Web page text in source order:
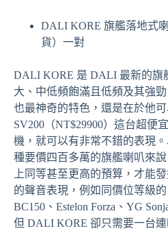
DALI KORE 旗艦落地式
貨）一對
DALI KORE 是 DALI 最新的旗
大、中低頻飽滿且低頻及其強
也最神奇的特色，還是在於他可
SV200（NT$29900）這台超便
機，就可以有非常不錯的表現
種要價四百多萬的旗艦喇叭來
上同等甚至更高的預算，才能
的聲音表現，例如同價位等級的
BC150、Estelon Forza、YG
但 DALI KORE 卻只需要一台